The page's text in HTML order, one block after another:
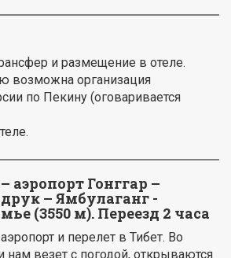
и размещение в отеле.
возможна организация
по Пекину (оговаривается
аэропорт Гонггар –
– Ямбулаганг -
(3550 м). Переезд 2 часа
и перелет в Тибет. Во
нам везет с погодой, открываются